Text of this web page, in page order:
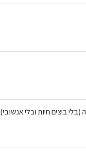
ביצים חיות ובלי אנשובי)